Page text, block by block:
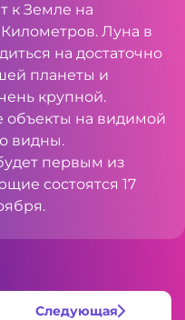
к Земле на
Луна в
на достаточно
планеты и
крупной.
объекты на видимой
видны.
первым из
состоятся 17
Следующая